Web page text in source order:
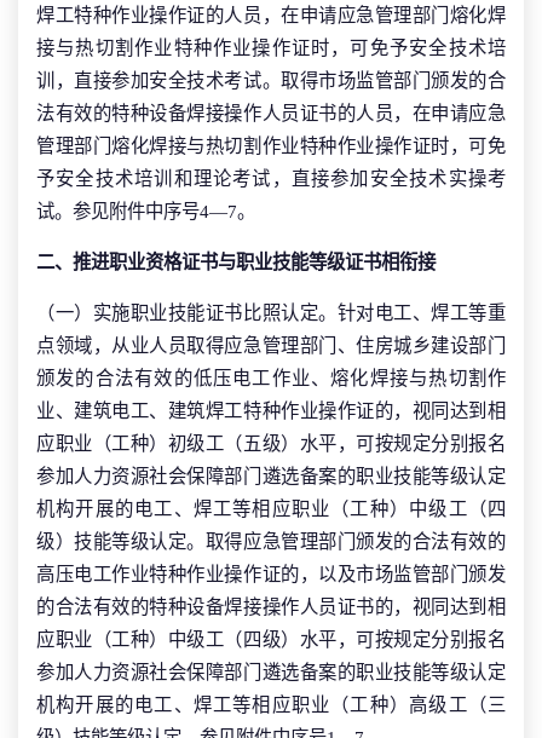
焊工特种作业操作证的人员，在申请应急管理部门熔化焊
接与热切割作业特种作业操作证时，可免予安全技术培
训，直接参加安全技术考试。取得市场监管部门颁发的合
法有效的特种设备焊接操作人员证书的人员，在申请应急
管理部门熔化焊接与热切割作业特种作业操作证时，可免
予安全技术培训和理论考试，直接参加安全技术实操考
试。参见附件中序号4—7。
二、推进职业资格证书与职业技能等级证书相衔接
（一）实施职业技能证书比照认定。针对电工、焊工等重
点领域，从业人员取得应急管理部门、住房城乡建设部门
颁发的合法有效的低压电工作业、熔化焊接与热切割作
业、建筑电工、建筑焊工特种作业操作证的，视同达到相
应职业（工种）初级工（五级）水平，可按规定分别报名
参加人力资源社会保障部门遴选备案的职业技能等级认定
机构开展的电工、焊工等相应职业（工种）中级工（四
级）技能等级认定。取得应急管理部门颁发的合法有效的
高压电工作业特种作业操作证的，以及市场监管部门颁发
的合法有效的特种设备焊接操作人员证书的，视同达到相
应职业（工种）中级工（四级）水平，可按规定分别报名
参加人力资源社会保障部门遴选备案的职业技能等级认定
机构开展的电工、焊工等相应职业（工种）高级工（三